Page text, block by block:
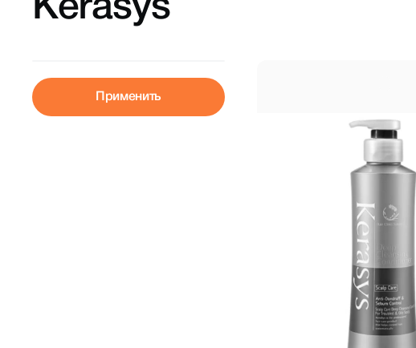
Kerasys
Применить